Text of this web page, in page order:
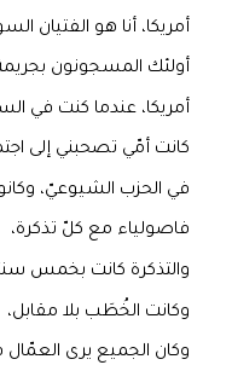
أمريكا، أنا هو الفتيان
أولئك المسجونون
أمريكا، عندما كنت في
كانت أمّي تصحبني إلى
في الحزب الشيوعيّ،
فاصولياء مع كلّ تذكرة،
والتذكرة كانت بخمس
وكانت الخُطَب بلا مقابل،
وكان الجميع يرى